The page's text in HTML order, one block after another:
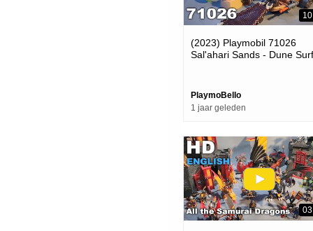
(2023) Playmobil 71026
Sal'ahari Sands - Dune
PlaymoBello
1 jaar geleden